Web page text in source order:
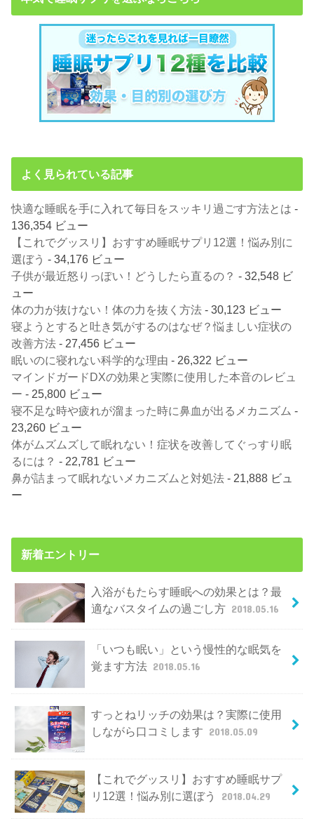
よく見られている記事
快適な睡眠を手に入れて毎日をスッキリ過ごす方法とは -
136,354 ビュー
【これでグッスリ】おすすめ睡眠サプリ12選！悩み別に
選ぼう - 34,176 ビュー
子供が最近怒りっぽい！どうしたら直るの？ - 32,548 ビ
ュー
体の力が抜けない！体の力を抜く方法 - 30,123 ビュー
寝ようとすると吐き気がするのはなぜ？悩ましい症状の
改善方法 - 27,456 ビュー
眠いのに寝れない科学的な理由 - 26,322 ビュー
マインドガードDXの効果と実際に使用した本音のレビュ
ー - 25,800 ビュー
寝不足な時や疲れが溜まった時に鼻血が出るメカニズム -
23,260 ビュー
体がムズムズして眠れない！症状を改善してぐっすり眠
るには？ - 22,781 ビュー
鼻が詰まって眠れないメカニズムと対処法 - 21,888 ビュ
ー
新着エントリー
入浴がもたらす睡眠への効果とは？最
適なバスタイムの過ごし方 2018.05.16
「いつも眠い」という慢性的な眠気を
覚ます方法 2018.05.16
すっとねリッチの効果は？実際に使用
しながら口コミします 2018.05.09
【これでグッスリ】おすすめ睡眠サプ
リ12選！悩み別に選ぼう
2018.04.29